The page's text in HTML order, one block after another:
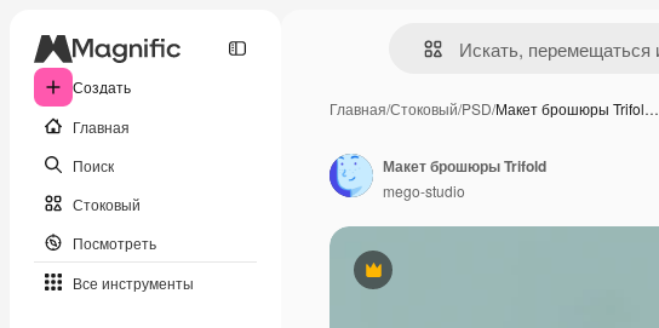
Создать
Главная
Поиск
Стоковый
Посмотреть
Все инструменты
Главная/Стоковый/PSD/Макет брошюры Trifol…
Премиум
Макет брошюры Trifold
mego-studio